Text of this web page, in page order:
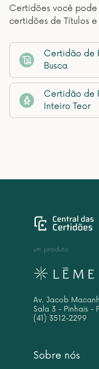
Certidões você pode
certidões de Títulos e
Certidão de
Busca
Certidão de
Inteiro Teor
Sobre nós
um produto
Av. Jacob
Sala 3 - Pinhais -
(41) 3512-2299